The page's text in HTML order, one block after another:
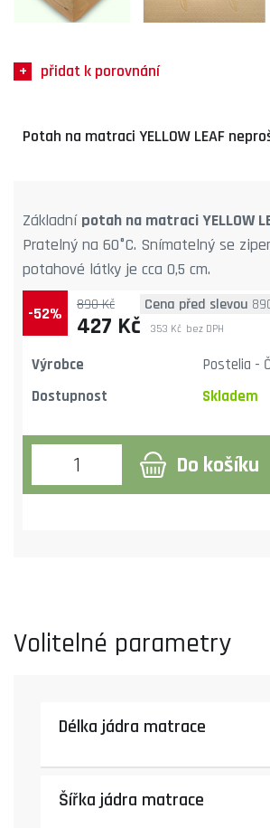
přidat k porovnání
Potah na matraci YELLOW LEAF
Základní potah na matraci YELLOW
Pratelný na 60°C. Snímatelný se
potahové látky je cca 0,5 cm.
-52% 427 Kč bez DPH
353 Kč
890 Kč Cena před slevou
Výrobce
Postelia -
Dostupnost
Skladem
Do košíku
Volitelné parametry
Délka jádra matrace
Šířka jádra matrace